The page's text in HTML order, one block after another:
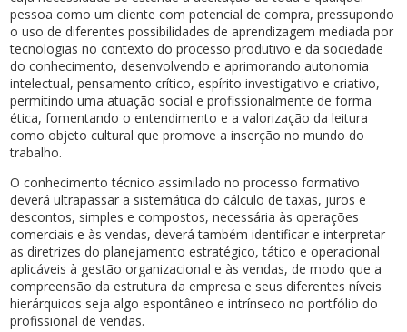
pessoa como um cliente com potencial de compra, pressupondo
o uso de diferentes possibilidades de aprendizagem mediada por
tecnologias no contexto do processo produtivo e da sociedade
do conhecimento, desenvolvendo e aprimorando autonomia
intelectual, pensamento crítico, espírito investigativo e criativo,
permitindo uma atuação social e profissionalmente de forma
ética, fomentando o entendimento e a valorização da leitura
como objeto cultural que promove a inserção no mundo do
trabalho.
O conhecimento técnico assimilado no processo formativo
deverá ultrapassar a sistemática do cálculo de taxas, juros e
descontos, simples e compostos, necessária às operações
comerciais e às vendas, deverá também identificar e interpretar
as diretrizes do planejamento estratégico, tático e operacional
aplicáveis à gestão organizacional e às vendas, de modo que a
compreensão da estrutura da empresa e seus diferentes níveis
hierárquicos seja algo espontâneo e intrínseco no portfólio do
profissional de vendas.